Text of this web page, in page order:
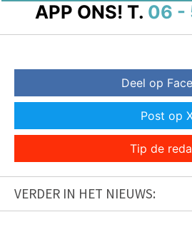
APP ONS! T. 06 -
Deel op
Post op
Tip de
VERDER IN HET NIEUWS: